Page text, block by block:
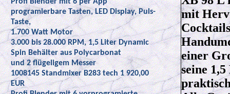
programierbare Tasten, LED Display, Puls-
Taste,
1.700 Watt Motor
3.000 bis 28.000 RPM, 1,5 Liter Dynamic
Spin Behälter aus Polycarbonat
und 2 flügeligem Messer
1008145 Standmixer B283 tech 1 920,00
EUR
mit
einer
seine